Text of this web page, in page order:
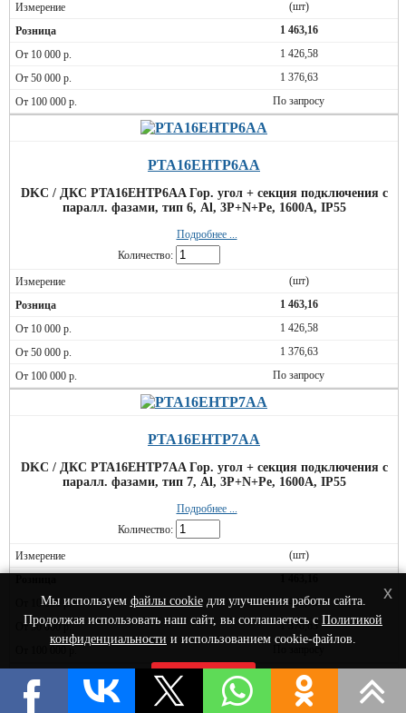
Мы используем файлы cookieдля улучшения работы сайта.
Продолжая использовать наш сайт, вы соглашаетесь с Политикой
конфиденциальности и использованием cookie-файлов.
Принять
x
(шт)
1 463,16
1 426,58
1 376,63
По запросу
PTA16EHTP6AA
DKC / ДКС PTA16EHTP6AA Гор. угол + секция подключения с
паралл. фазами, тип 6, Al, 3P+N+Pe, 1600А, IP55
Подробнее ...
Количество:
(шт)
1 463,16
1 426,58
1 376,63
По запросу
PTA16EHTP7AA
DKC / ДКС PTA16EHTP7AA Гор. угол + секция подключения с
паралл. фазами, тип 7, Al, 3P+N+Pe, 1600А, IP55
Подробнее ...
Количество:
(шт)
1 426,58
1 376,63
По запросу